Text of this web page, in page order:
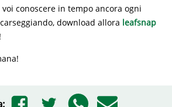
voi conoscere in tempo ancora ogni
download allora leafsnap